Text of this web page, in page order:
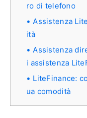
ro di telefono
Assistenza
ità
Assistenza
i assistenza
LiteFinance:
ua comodità